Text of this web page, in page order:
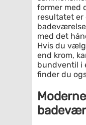
former med
resultatet er
med det
Hvis du
end krom,
bundventil i
finder du